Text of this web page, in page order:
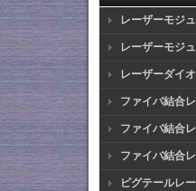
レーザーモジ
レーザーモジ
レーザーダイ
ファイバ結合
ファイバ結合
ファイバ結合
ピグテールレ